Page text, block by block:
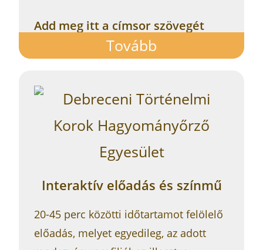
Add meg itt a címsor szövegét
Tovább
Interaktív előadás és színmű
20-45 perc közötti időtartamot felölelő
előadás, melyet egyedileg, az adott